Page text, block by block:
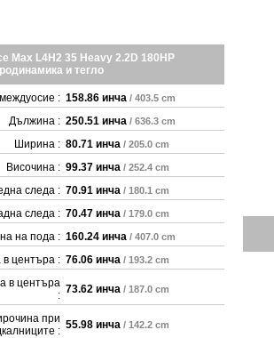
Max L4H2 35 Heavy 2.2D 180HP
и тегло
: 158.86 инча / 403.5 cm
Дължина : 250.51 инча / 636.3 cm
Ширина : 80.71 инча / 205.0 cm
Височина : 99.37 инча / 252.4 cm
следа : 70.91 инча / 180.1 cm
следа : 70.47 инча / 179.0 cm
на пода : 160.24 инча / 407.0 cm
в центъра : 76.06 инча / 193.2 cm
в центъра
: 73.62 инча / 187.0 cm
при
: 55.98 инча / 142.2 cm